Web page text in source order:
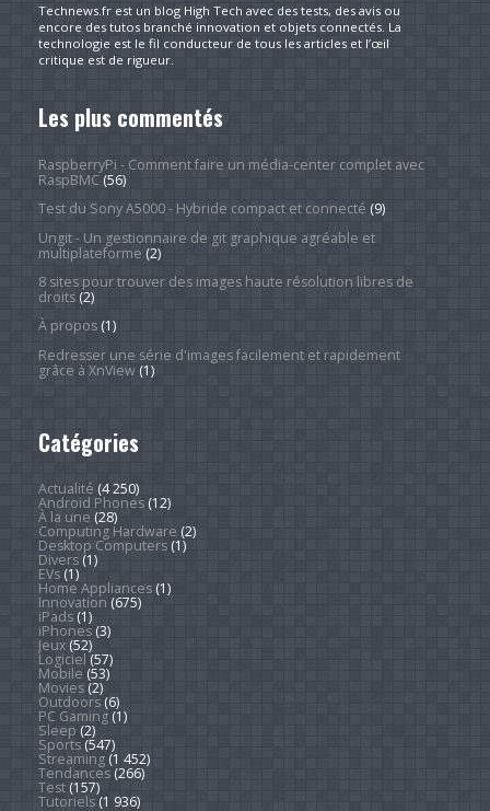
Technews.fr est un blog High Tech avec des tests, des avis ou
encore des tutos branché innovation et objets connectés. La
technologie est le fil conducteur de tous les articles et l’œil
critique est de rigueur.
Les plus commentés
RaspberryPi - Comment faire un média-center complet avec
RaspBMC(56)
Test du Sony A5000 - Hybride compact et connecté (9)
Ungit - Un gestionnaire de git graphique agréable et
multiplateforme (2)
8 sites pour trouver des images haute résolution libres de
droits(2)
À propos(1)
Redresser une série d'images facilement et rapidement
grâce à XnView(1)
Catégories
Actualité (4 250)
Android Phones(12)
À la une (28)
Computing Hardware (2)
Desktop Computers(1)
Divers(1)
EVs(1)
Home Appliances(1)
Innovation (675)
iPads(1)
iPhones(3)
Jeux(52)
Logiciel (57)
Mobile (53)
Movies(2)
Outdoors(6)
PC Gaming(1)
Sleep (2)
Sports(547)
Streaming(1 452)
Tendances(266)
Test(157)
Tutoriels(1 936)